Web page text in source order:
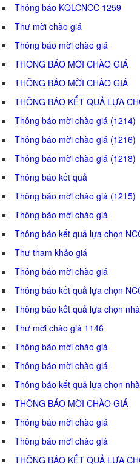
Thông báo KQLCNCC 1259
Thư mời chào giá
Thông báo mời chào giá
THÔNG BÁO MỜI CHÀO GIÁ
THÔNG BÁO MỜI CHÀO GIÁ
THÔNG BÁO KẾT QUẢ LỰA
Thông báo mời chào giá (1214)
Thông báo mời chào giá (1216)
Thông báo mời chào giá (1218)
Thông báo kết quả
Thông báo mời chào giá (1215)
Thông báo mời chào giá
Thông báo kết quả lựa chọn
Thư tham khảo giá
Thông báo mời chào giá
Thông báo kết quả lựa chọn
Thông báo kết quả lựa chọn
Thư mời chào giá 1146
Thông báo mời chào giá
Thông báo mời chào giá
Thông báo kết quả lựa chọn
THÔNG BÁO MỜI CHÀO GIÁ
Thông báo mời chào giá
Thông báo mời chào giá
THÔNG BÁO KẾT QUẢ LỰA